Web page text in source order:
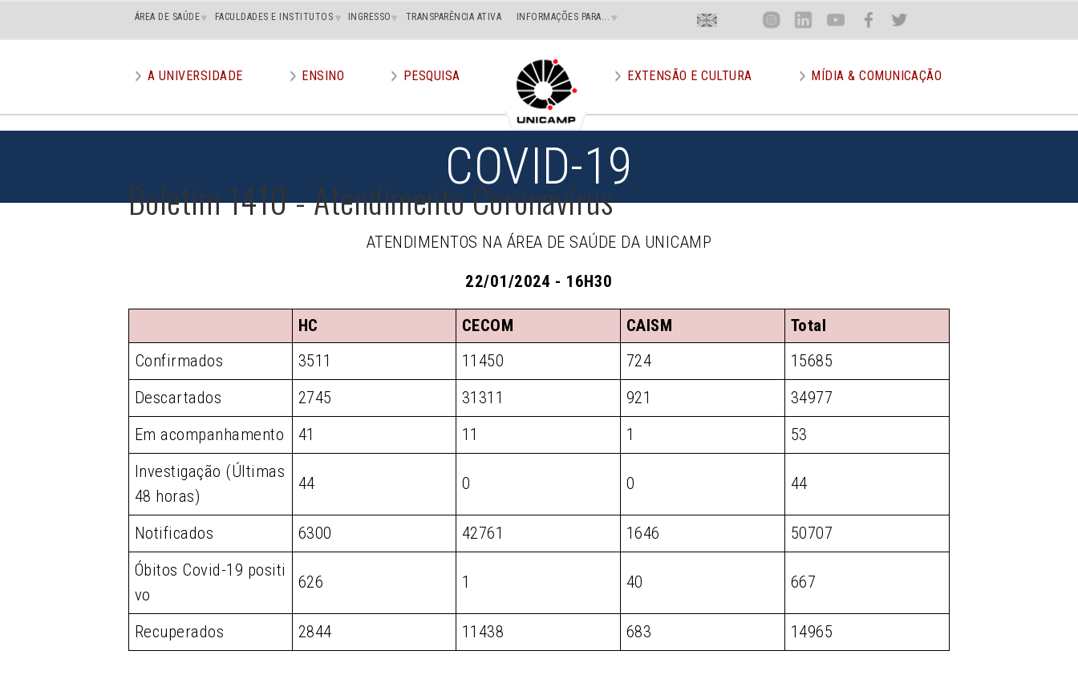
Main
superior
ÁREA DE SAÚDE FACULDADES E INSTITUTOS INGRESSO TRANSPARÊNCIA ATIVA INFORMAÇÕES PARA... Menu
Superior
Direito
En Inst Lin You Face Twit
menu
A UNIVERSIDADE ENSINO PESQUISA EXTENSÃO E CULTURA MÍDIA & COMUNICAÇÃO
COVID-19
Boletim 1410 - Atendimento Coronavírus
ATENDIMENTOS NA ÁREA DE SAÚDE DA UNICAMP
22/01/2024 - 16H30
HC CECOM CAISM
Total
Confirmados
3511 11450 724
15685
Descartados
2745 31311 921
34977
Em acompanhamento
41 11 1
53
Investigação (Últimas
48 horas)
44 0 0 44
Notificados 6300 42761 1646
50707
Óbitos Covid-19 positi
vo
626 1 40 667
Recuperados 2844 11438 683 14965